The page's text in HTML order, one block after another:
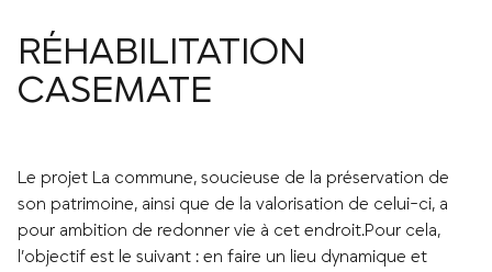
RÉHABILITATION
CASEMATE
Le projet La commune, soucieuse de la préservation de
son patrimoine, ainsi que de la valorisation de celui-ci, a
pour ambition de redonner vie à cet endroit.Pour cela,
l’objectif est le suivant : en faire un lieu dynamique et